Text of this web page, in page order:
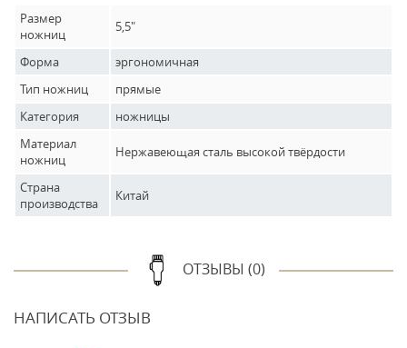
Размер
ножниц
5,5"
Форма
эргономичная
Тип ножниц
прямые
Категория
ножницы
Материал
ножниц
Нержавеющая сталь высокой твёрдости
Страна
производства
Китай
ОТЗЫВЫ (0)
НАПИСАТЬ ОТЗЫВ